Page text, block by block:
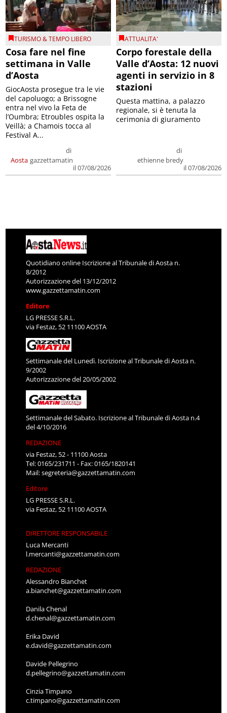
TURISMO & TEMPO LIBERO
Cosa fare nel fine
settimana in Valle
d’Aosta
Aosta
di
gazzettamatin
il 07/08/2026
GiocAosta prosegue tra le vie
del capoluogo; a Brissogne
entra nel vivo la Feta de
l’Oumbra; Etroubles ospita la
Veillà; a Chamois tocca al
Festival A...
ATTUALITA'
Corpo forestale della
Valle d’Aosta: 12 nuovi
agenti in servizio in 8
stazioni
di
ethienne bredy
il 07/08/2026
Questa mattina, a palazzo
regionale, si è tenuta la
cerimonia di giuramento
Quotidiano online Iscrizione al Tribunale di Aosta n.
8/2012
Autorizzazione del 13/12/2012
www.gazzettamatin.com
Editore
LG PRESSE S.R.L.
via Festaz, 52 11100 AOSTA
Settimanale del Lunedì. Iscrizione al Tribunale di Aosta n.
9/2002
Autorizzazione del 20/05/2002
Settimanale del Sabato. Iscrizione al Tribunale di Aosta n.4
del 4/10/2016
REDAZIONE
via Festaz, 52 - 11100 Aosta
Tel: 0165/231711 - Fax: 0165/1820141
Mail:segreteria@gazzettamatin.com
Editore
LG PRESSE S.R.L.
via Festaz, 52 11100 AOSTA
DIRETTORE RESPONSABILE
Luca Mercanti
l.mercanti@gazzettamatin.com
REDAZIONE
Alessandro Bianchet
a.bianchet@gazzettamatin.com
Danila Chenal
d.chenal@gazzettamatin.com
Erika David
e.david@gazzettamatin.com
Davide Pellegrino
d.pellegrino@gazzettamatin.com
Cinzia Timpano
c.timpano@gazzettamatin.com